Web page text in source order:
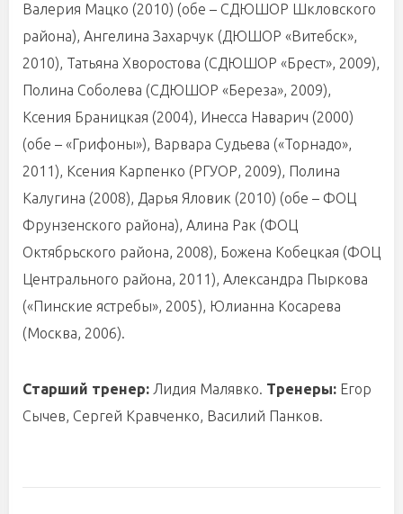
Валерия Мацко (2010) (обе – СДЮШОР Шкловского
района), Ангелина Захарчук (ДЮШОР «Витебск»,
2010), Татьяна Хворостова (СДЮШОР «Брест», 2009),
Полина Соболева (СДЮШОР «Береза», 2009),
Ксения Браницкая (2004), Инесса Наварич (2000)
(обе – «Грифоны»), Варвара Судьева («Торнадо»,
2011), Ксения Карпенко (РГУОР, 2009), Полина
Калугина (2008), Дарья Яловик (2010) (обе – ФОЦ
Фрунзенского района), Алина Рак (ФОЦ
Октябрьского района, 2008), Божена Кобецкая (ФОЦ
Центрального района, 2011), Александра Пыркова
(«Пинские ястребы», 2005), Юлианна Косарева
(Москва, 2006).
Старший тренер: Лидия Малявко. Тренеры: Егор
Сычев, Сергей Кравченко, Василий Панков.